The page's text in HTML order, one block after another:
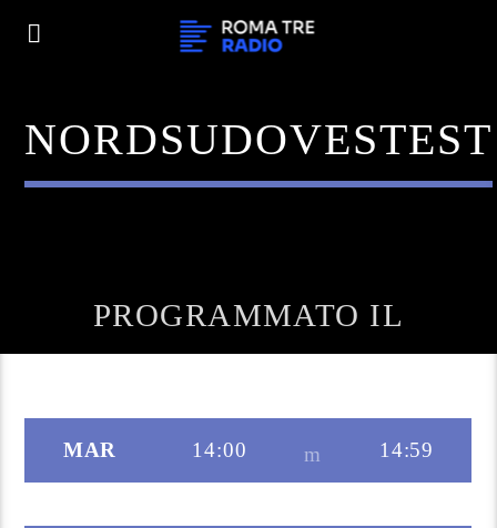
NORDSUDOVESTEST
PROGRAMMATO IL
MAR 14:00 14:59